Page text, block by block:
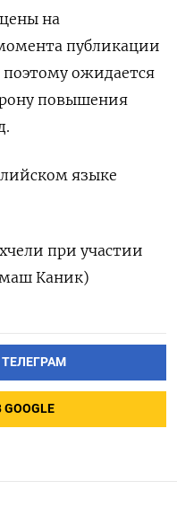
на
публикации
ожидается
повышения
языке
при участии
Каник)